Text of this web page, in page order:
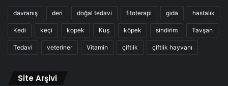
davranış deri doğal tedavi fitoterapi gıda hastalık
Kedi keçi kopek Kuş köpek sindirim Tavşan
Tedavi veteriner Vitamin çiftlik çiftlik hayvanı
Site Arşivi